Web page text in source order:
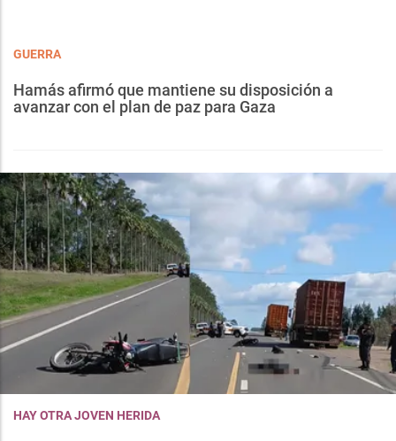
GUERRA
Hamás afirmó que mantiene su disposición a
avanzar con el plan de paz para Gaza
HAY OTRA JOVEN HERIDA